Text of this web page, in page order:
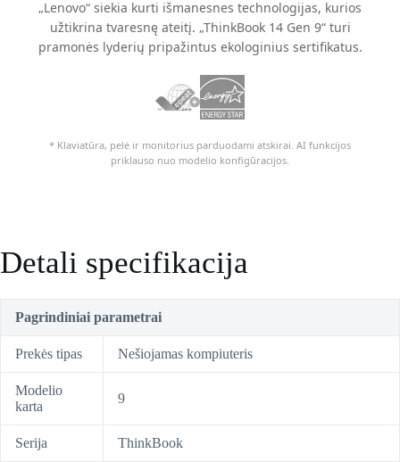
„Lenovo“ siekia kurti išmanesnes technologijas, kurios
užtikrina tvaresnę ateitį. „ThinkBook 14 Gen 9“ turi
pramonės lyderių pripažintus ekologinius sertifikatus.
* Klaviatūra, pelė ir monitorius parduodami atskirai. AI funkcijos
priklauso nuo modelio konfigūracijos.
Detali specifikacija
Pagrindiniai parametrai
Prekės tipas Nešiojamas kompiuteris
Modelio
karta
9
Serija ThinkBook